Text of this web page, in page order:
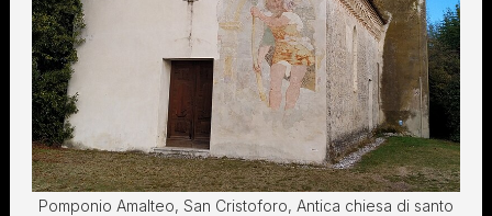
Pomponio Amalteo, San Cristoforo, Antica chiesa di santo